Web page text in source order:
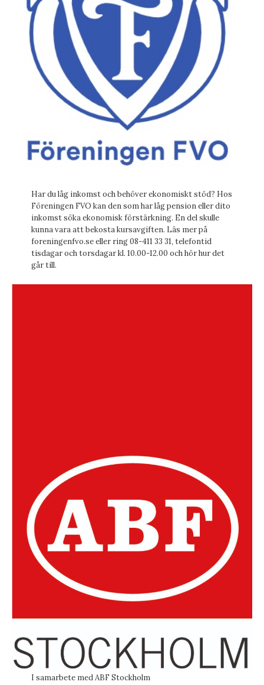
Har du låg inkomst och behöver ekonomiskt stöd? Hos
Föreningen FVO kan den som har låg pension eller dito
inkomst söka ekonomisk förstärkning. En del skulle
kunna vara att bekosta kursavgiften. Läs mer på
foreningenfvo.se eller ring 08-411 33 31, telefontid
tisdagar och torsdagar kl. 10.00-12.00 och hör hur det
går till.
I samarbete med ABF Stockholm